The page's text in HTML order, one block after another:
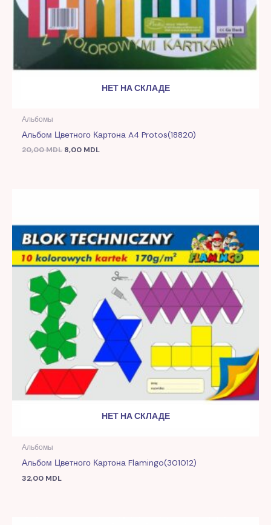
НЕТ НА СКЛАДЕ
Альбомы
Альбом Цветного Картона A4 Protos(18820)
20,00MDL 8,00 MDL
НЕТ НА СКЛАДЕ
Альбомы
Альбом Цветного Картона Flamingo(301012)
32,00 MDL